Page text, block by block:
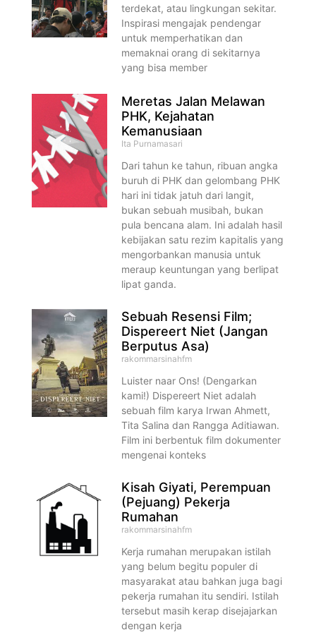
terdekat, atau lingkungan sekitar.
Inspirasi mengajak pendengar
untuk memperhatikan dan
memaknai orang di sekitarnya
yang bisa member
Meretas Jalan Melawan
PHK, Kejahatan
Kemanusiaan
Ita Purnamasari
Dari tahun ke tahun, ribuan angka
buruh di PHK dan gelombang PHK
hari ini tidak jatuh dari langit,
bukan sebuah musibah, bukan
pula bencana alam. Ini adalah hasil
kebijakan satu rezim kapitalis yang
mengorbankan manusia untuk
meraup keuntungan yang berlipat
lipat ganda.
Sebuah Resensi Film;
Dispereert Niet (Jangan
Berputus Asa)
rakommarsinahfm
Luister naar Ons! (Dengarkan
kami!) Dispereert Niet adalah
sebuah film karya Irwan Ahmett,
Tita Salina dan Rangga Aditiawan.
Film ini berbentuk film dokumenter
mengenai konteks
Kisah Giyati, Perempuan
(Pejuang) Pekerja
Rumahan
rakommarsinahfm
Kerja rumahan merupakan istilah
yang belum begitu populer di
masyarakat atau bahkan juga bagi
pekerja rumahan itu sendiri. Istilah
tersebut masih kerap disejajarkan
dengan kerja